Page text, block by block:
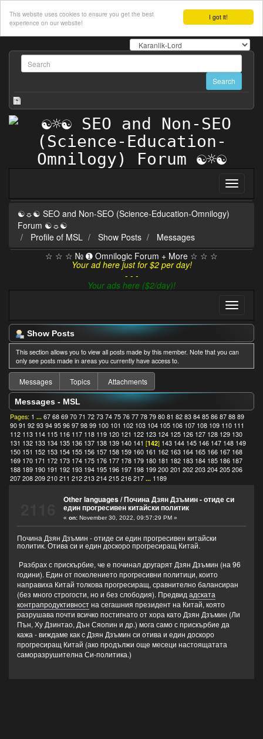
I got it!
This website uses cookies to ensure you get the best
experience on our website!
☯☼☯ SEO and Non-SEO (Science-Education-Omnilogy)
Forum ☯☼☯
Profile of MSL
Show Posts
Messages
☆ ☆ ☆ № ➊ Omnilogic Forum + More ☆ ☆ ☆
Your ad here just for $2 per day!
- - -
Your ads here ($2/day)!
Show Posts
This section allows you to view all posts made by this member. Note that you can
only see posts made in areas you currently have access to.
Messages Topics Attachments
Messages - MSL
Pages: 1 ...67 68 69 70 71 72 73 74 75 76 77 78 79 80 81 82 83 84 85 86 87 88 89
90 91 92 93 94 95 96 97 98 99 100 101 102 103 104 105 106 107 108 109 110 111
112 113 114 115 116 117 118 119 120 121 122 123 124 125 126 127 128 129 130
131 132 133 134 135 136 137 138 139 140 141 [142] 143 144 145 146 147 148 149
150 151 152 153 154 155 156 157 158 159 160 161 162 163 164 165 166 167 168
169 170 171 172 173 174 175 176 177 178 179 180 181 182 183 184 185 186 187
188 189 190 191 192 193 194 195 196 197 198 199 200 201 202 203 204 205 206
207 208 209 210 211 212 213 214 215 216 217 ... 1189
Other languages/Почина Дзян Дзъмин - отиде си
един прогресивен китайски политик
« on:November 30, 2022, 09:57:29 PM »
Почина Дзян Дзъмин - отиде си един прогресивен китайски
политик. Отива си и един доскоро прогресиращ Китай.
Разбрах с прискърбие, че е починал другарят Дзян Дзъмин (на 96
години). Един от поколението прогресивни политици, които
направиха Китай толкова прогресиращ, сравнително балансиран
(без много строгости, но и без слободия). Предвидадската
контрапродуктивностна сегашния президент на Китай, която
разрушава почти всичко постигнато от хора като Дзян Дзъмин (Ли
Пън, Ху Дзинтао, Дън Сяопин и др.) мога само с прискърбие да
кажа - виждаме как с Дзян Дзъмин си отива и един доскоро
прогресиращ Китай (ако продължи още месеци настоящатата
саморазрушителна Си-политика.)